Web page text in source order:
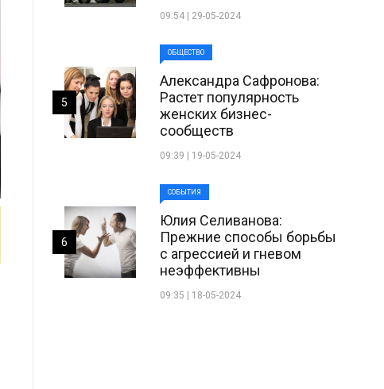
09:54 | 29-05-2024
ОБЩЕСТВО
Александра Сафронова:
Растет популярность
женских бизнес-
сообществ
09:39 | 19-05-2024
5
СОБЫТИЯ
Юлия Селиванова:
Прежние способы борьбы
с агрессией и гневом
неэффективны
09:35 | 18-05-2024
6